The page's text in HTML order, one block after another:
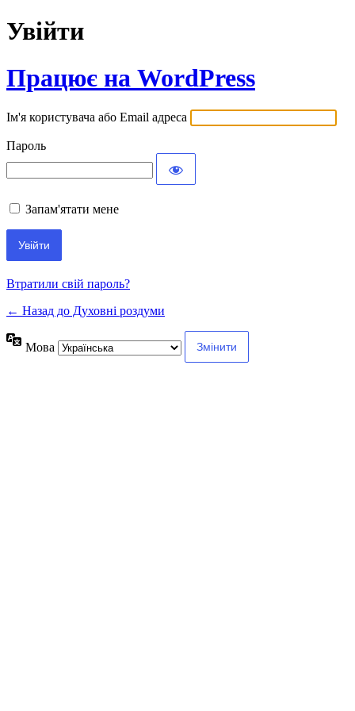
Увійти
Працює на WordPress
Ім'я користувача або Email адреса
Пароль
Запам'ятати мене
Втратили свій пароль?
← Назад до Духовні роздуми
Мова